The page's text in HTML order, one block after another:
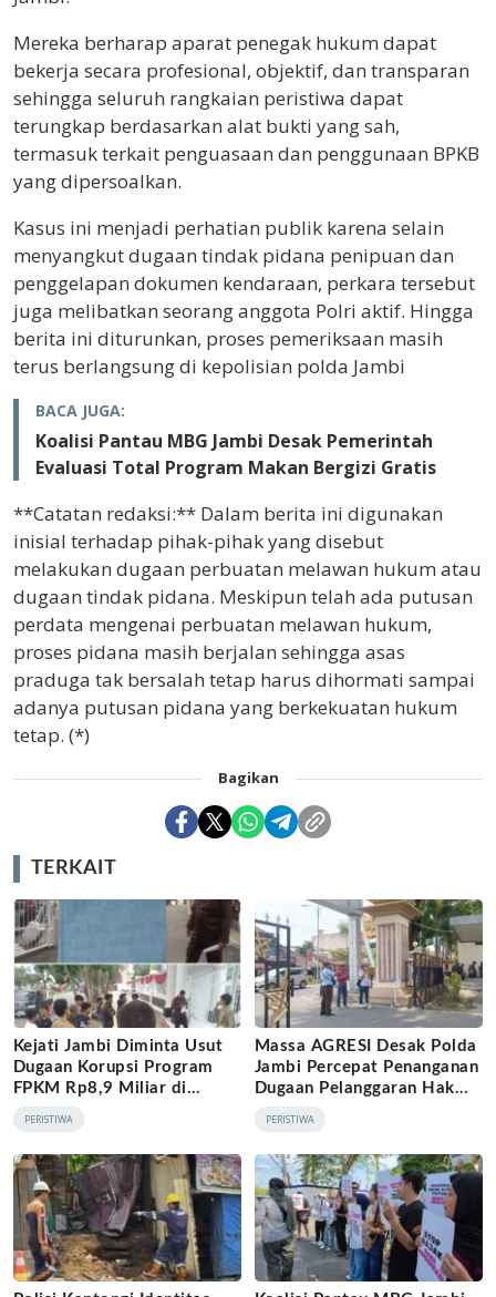
Mereka berharap aparat penegak hukum dapat
bekerja secara profesional, objektif, dan transparan
sehingga seluruh rangkaian peristiwa dapat
terungkap berdasarkan alat bukti yang sah,
termasuk terkait penguasaan dan penggunaan BPKB
yang dipersoalkan.
Kasus ini menjadi perhatian publik karena selain
menyangkut dugaan tindak pidana penipuan dan
penggelapan dokumen kendaraan, perkara tersebut
juga melibatkan seorang anggota Polri aktif. Hingga
berita ini diturunkan, proses pemeriksaan masih
terus berlangsung di kepolisian polda Jambi
BACA JUGA:
Koalisi Pantau MBG Jambi Desak Pemerintah
Evaluasi Total Program Makan Bergizi Gratis
**Catatan redaksi:** Dalam berita ini digunakan
inisial terhadap pihak-pihak yang disebut
melakukan dugaan perbuatan melawan hukum atau
dugaan tindak pidana. Meskipun telah ada putusan
perdata mengenai perbuatan melawan hukum,
proses pidana masih berjalan sehingga asas
praduga tak bersalah tetap harus dihormati sampai
adanya putusan pidana yang berkekuatan hukum
tetap. (*)
Bagikan
TERKAIT
Kejati Jambi Diminta Usut
Dugaan Korupsi Program
FPKM Rp8,9 Miliar di
PERISTIWA
Massa AGRESI Desak Polda
Jambi Percepat Penanganan
Dugaan Pelanggaran Hak
PERISTIWA